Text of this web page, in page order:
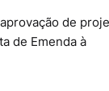
de
de Emenda à